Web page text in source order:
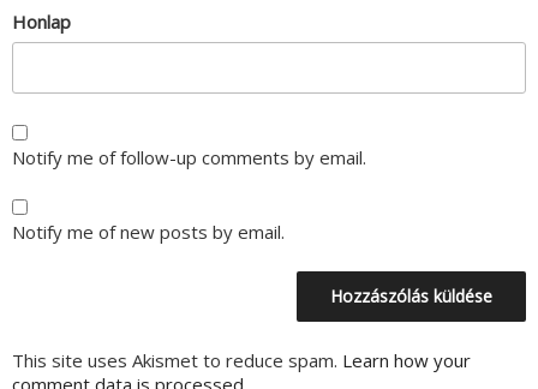
Honlap
Notify me of follow-up comments by email.
Notify me of new posts by email.
This site uses Akismet to reduce spam. Learn how your
comment data is processed.